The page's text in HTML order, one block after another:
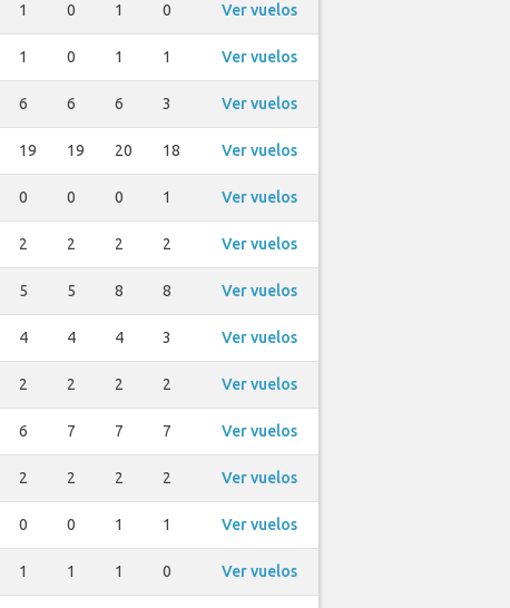
1 0 1 0 Ver vuelos
1 0 1 1 Ver vuelos
6 6 6 3 Ver vuelos
19 19 20 18 Ver vuelos
0 0 0 1 Ver vuelos
2 2 2 2 Ver vuelos
5 5 8 8 Ver vuelos
4 4 4 3 Ver vuelos
2 2 2 2 Ver vuelos
6 7 7 7 Ver vuelos
2 2 2 2 Ver vuelos
0 0 1 1 Ver vuelos
1 1 1 0 Ver vuelos